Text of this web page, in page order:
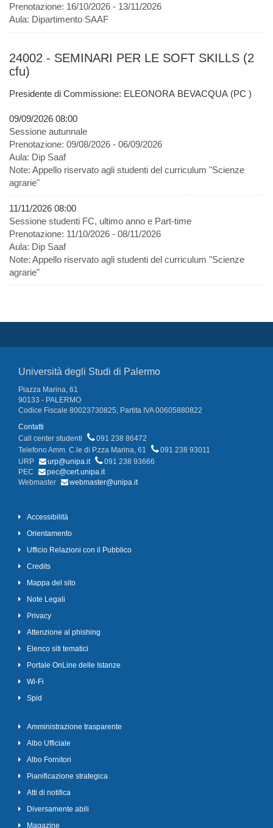
Prenotazione: 16/10/2026 - 13/11/2026
Aula: Dipartimento SAAF
24002 - SEMINARI PER LE SOFT SKILLS (2
cfu)
Presidente di Commissione: ELEONORA BEVACQUA (PC )
09/09/2026 08:00
Sessione autunnale
Prenotazione: 09/08/2026 - 06/09/2026
Aula: Dip Saaf
Note: Appello riservato agli studenti del curriculum "Scienze
agrarie"
11/11/2026 08:00
Sessione studenti FC, ultimo anno e Part-time
Prenotazione: 11/10/2026 - 08/11/2026
Aula: Dip Saaf
Note: Appello riservato agli studenti del curriculum "Scienze
agrarie"
Università degli Studi di Palermo
Piazza Marina, 61
90133 - PALERMO
Codice Fiscale 80023730825, Partita IVA 00605880822
Contatti
Call center studenti
091 238 86472
Telefono Amm. C.le di P.zza Marina, 61
091 238 93011
URP
urp@unipa.it
091 238 93666
PEC
pec@cert.unipa.it
Webmaster
webmaster@unipa.it
Accessibilità
Orientamento
Ufficio Relazioni con il Pubblico
Credits
Mappa del sito
Note Legali
Privacy
Attenzione al phishing
Elenco siti tematici
Portale OnLine delle Istanze
Wi-Fi
Spid
Amministrazione trasparente
Albo Ufficiale
Albo Fornitori
Pianificazione strategica
Atti di notifica
Diversamente abili
Magazine